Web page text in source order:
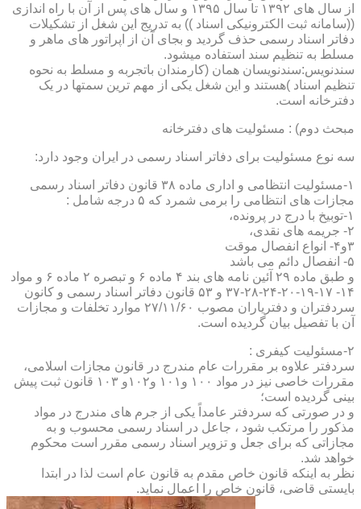
از سال های ۱۳۹۲ تا سال ۱۳۹۵ و سال های پس از آن با راه اندازی
((سامانه ثبت الکترونیکی اسناد )) به تدریج این شغل از تشکیلات
دفاتر اسناد رسمی حذف گردید و بجای آن از اپراتور های ماهر و
مسلط به تنظیم سند استفاده میشود.
سندنویس:سندنویسان همان (کارمندان باتجربه و مسلط به نحوه
تنظیم اسناد )هستند و این شغل یکی از مهم ترین سمتها در یک
دفترخانه است.
مبحث دوم) : مسئولیت های دفترخانه
سه نوع مسئولیت برای دفاتر اسناد رسمی در ایران وجود دارد:
۱-مسئولیت انتظامی و اداری ماده ۳۸ قانون دفاتر اسناد رسمی
مجازات های انتظامی را برمی شمرد که ۵ درجه شامل :
۱-توبیخ با درج در پرونده،
۲- جریمه های نقدی،
۳و۴- انواع انفصال موقت
۵- انفصال دائم می باشد
و طبق ماده ۲۹ آئین نامه های بند ۴ ماده ۶ و تبصره ۲ ماده ۶ و مواد
۱۴- ۱۷-۱۹-۲۰-۲۴-۲۸-۳۷ و ۵۳ قانون دفاتر اسناد رسمی و کانون
سردفتران و دفتریاران مصوب ۲۷/۱۱/۶۰ موارد تخلفات و مجازات
آن با تفصیل بیان گردیده است.
۲-مسئولیت کیفری :
سردفتر علاوه بر مقررات عام مندرج در قانون مجازات اسلامی،
مقررات خاصی نیز در مواد ۱۰۰ و۱۰۱ و۱۰۲و ۱۰۳ قانون ثبت پیش
بینی گردیده است؛
و در صورتی که سردفتر عامداً یکی از جرم های مندرج در مواد
مذکور را مرتکب شود ، جاعل در اسناد رسمی محسوب و به
مجازاتی که برای جعل و تزویر اسناد رسمی مقرر است محکوم
خواهد شد.
نظر به اینکه قانون خاص مقدم به قانون عام است لذا در ابتدا
بایستی قاضی، قانون خاص را اعمال نماید.